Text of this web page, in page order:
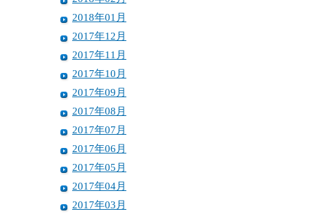
2018年01月
2017年12月
2017年11月
2017年10月
2017年09月
2017年08月
2017年07月
2017年06月
2017年05月
2017年04月
2017年03月